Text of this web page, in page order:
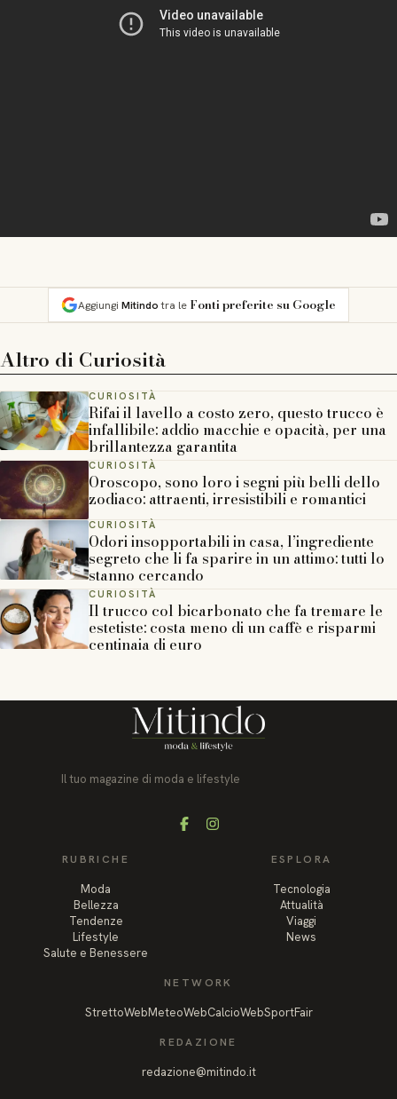
Aggiungi Mitindotra le Fonti preferite su Google
Altro di Curiosità
CURIOSITÀ
Rifai il lavello a costo zero, questo trucco è
infallibile: addio macchie e opacità, per una
brillantezza garantita
CURIOSITÀ
Oroscopo, sono loro i segni più belli dello
zodiaco: attraenti, irresistibili e romantici
CURIOSITÀ
Odori insopportabili in casa, l’ingrediente
segreto che li fa sparire in un attimo: tutti lo
stanno cercando
CURIOSITÀ
Il trucco col bicarbonato che fa tremare le
estetiste: costa meno di un caffè e risparmi
centinaia di euro
Il tuo magazine di moda e lifestyle
FacebookInstagram
RUBRICHE
Moda
Bellezza
Tendenze
Lifestyle
Salute e Benessere
ESPLORA
Tecnologia
Attualità
Viaggi
News
NETWORK
StrettoWebMeteoWebCalcioWebSportFair
REDAZIONE
redazione@mitindo.it